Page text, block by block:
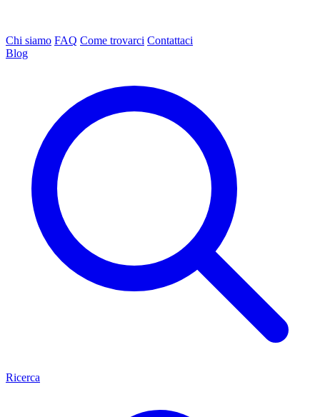
Chi siamo FAQ Come trovarci Contattaci
Blog
Ricerca